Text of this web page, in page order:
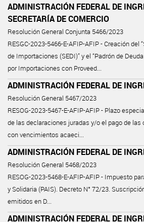
ADMINISTRACIÓN FEDERAL DE
SECRETARÍA DE COMERCIO
Resolución General Conjunta 5466/2023
RESGC-2023-5466-E-AFIP-AFIP - Creación del
de Importaciones (SEDI)” y el “Padrón de
por Importaciones con Proveed...
ADMINISTRACIÓN FEDERAL DE
Resolución General 5467/2023
RESOG-2023-5467-E-AFIP-AFIP - Plazo
de las declaraciones juradas y/o el pago de las
con vencimientos acaeci...
ADMINISTRACIÓN FEDERAL DE
Resolución General 5468/2023
RESOG-2023-5468-E-AFIP-AFIP - Impuesto
y Solidaria (PAIS). Decreto N° 72/23.
emitidos en D...
ADMINISTRACIÓN FEDERAL DE